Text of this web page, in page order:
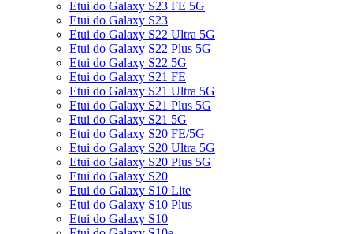
Etui do Galaxy S23 FE 5G
Etui do Galaxy S23
Etui do Galaxy S22 Ultra 5G
Etui do Galaxy S22 Plus 5G
Etui do Galaxy S22 5G
Etui do Galaxy S21 FE
Etui do Galaxy S21 Ultra 5G
Etui do Galaxy S21 Plus 5G
Etui do Galaxy S21 5G
Etui do Galaxy S20 FE/5G
Etui do Galaxy S20 Ultra 5G
Etui do Galaxy S20 Plus 5G
Etui do Galaxy S20
Etui do Galaxy S10 Lite
Etui do Galaxy S10 Plus
Etui do Galaxy S10